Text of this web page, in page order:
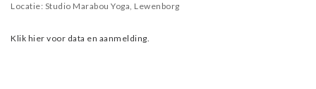
Locatie: Studio Marabou Yoga, Lewenborg
Klik hier voor data en aanmelding.